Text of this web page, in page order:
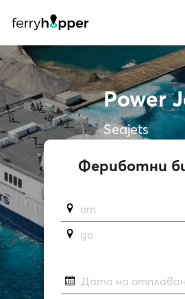
Power
Seajets
Фериботни
от
до
Дата на